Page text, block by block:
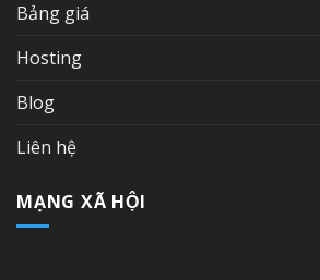
Bảng giá
Hosting
Blog
Liên hệ
MẠNG XÃ HỘI